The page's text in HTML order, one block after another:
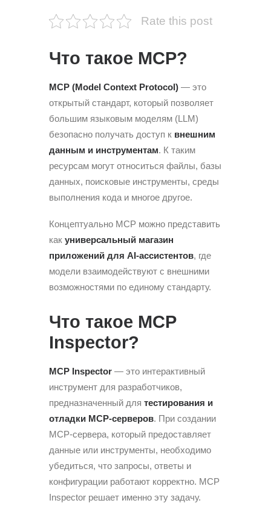
Rate this post
Что такое MCP?
MCP (Model Context Protocol) — это
открытый стандарт, который позволяет
большим языковым моделям (LLM)
безопасно получать доступ к внешним
данным и инструментам. К таким
ресурсам могут относиться файлы, базы
данных, поисковые инструменты, среды
выполнения кода и многое другое.
Концептуально MCP можно представить
как универсальный магазин
приложений для AI-ассистентов, где
модели взаимодействуют с внешними
возможностями по единому стандарту.
Что такое MCP
Inspector?
MCP Inspector — это интерактивный
инструмент для разработчиков,
предназначенный для тестирования и
отладки MCP-серверов. При создании
MCP-сервера, который предоставляет
данные или инструменты, необходимо
убедиться, что запросы, ответы и
конфигурации работают корректно. MCP
Inspector решает именно эту задачу.